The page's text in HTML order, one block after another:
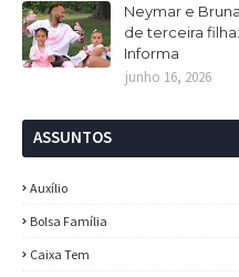
Neymar e
de terceira
Informa
junho 16, 2026
ASSUNTOS
Auxílio
Bolsa Família
Caixa Tem